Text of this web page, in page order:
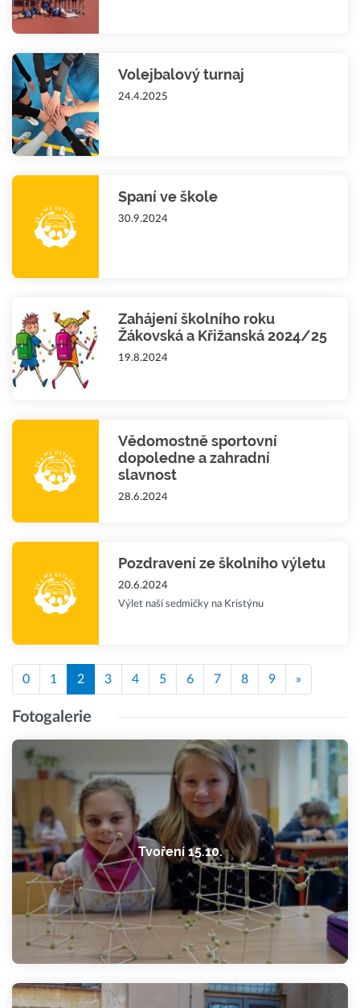
Volejbalový turnaj
24.4.2025
Spaní ve škole
30.9.2024
Zahájení školního roku
Žákovská a Křižanská 2024/25
19.8.2024
Vědomostně sportovní
dopoledne a zahradní
slavnost
28.6.2024
Pozdravení ze školního výletu
20.6.2024
Výlet naší sedmičky na Kristýnu
0 1 2 3 4 5 6 7 8 9 »
Fotogalerie
Tvoření 15.10.